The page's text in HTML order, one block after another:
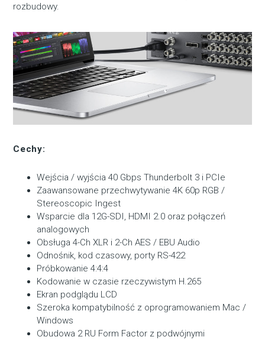
rozbudowy.
Cechy:
Wejścia / wyjścia 40 Gbps Thunderbolt 3 i PCIe
Zaawansowane przechwytywanie 4K 60p RGB /
Stereoscopic Ingest
Wsparcie dla 12G-SDI, HDMI 2.0 oraz połączeń
analogowych
Obsługa 4-Ch XLR i 2-Ch AES / EBU Audio
Odnośnik, kod czasowy, porty RS-422
Próbkowanie 4:4:4
Kodowanie w czasie rzeczywistym H.265
Ekran podglądu LCD
Szeroka kompatybilność z oprogramowaniem Mac /
Windows
Obudowa 2 RU Form Factor z podwójnymi